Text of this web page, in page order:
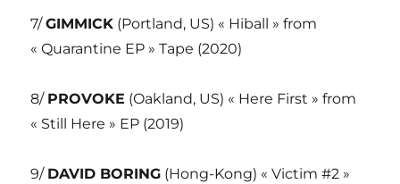
7/GIMMICK (Portland, US) « Hiball » from
« Quarantine EP » Tape (2020)
8/ PROVOKE (Oakland, US) « Here First » from
« Still Here » EP (2019)
9/ DAVID BORING (Hong-Kong) « Victim #2 »